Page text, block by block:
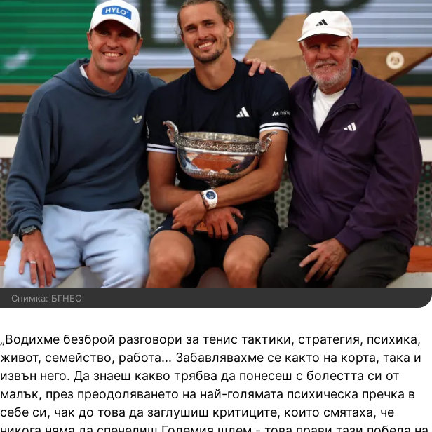
Снимка: БГНЕС
„Водихме безброй разговори за тенис тактики, стратегия, психика,
живот, семейство, работа... Забавлявахме се както на корта, така и
извън него. Да знаеш какво трябва да понесеш с болестта си от
малък, през преодоляването на най-голямата психическа пречка в
себе си, чак до това да заглушиш критиците, които смятаха, че